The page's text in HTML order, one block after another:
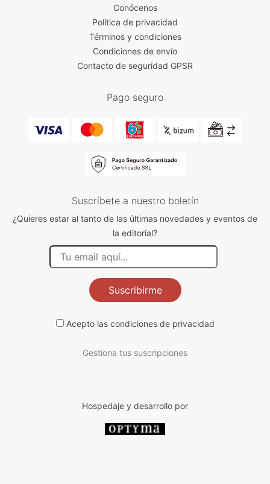
Conócenos
Política de privacidad
Términos y condiciones
Condiciones de envío
Contacto de seguridad GPSR
Pago seguro
Suscríbete a nuestro boletín
¿Quieres estar al tanto de las últimas novedades y eventos de
la editorial?
Suscribirme
Acepto las condiciones de privacidad
Gestiona tus suscripciones
Hospedaje y desarrollo por